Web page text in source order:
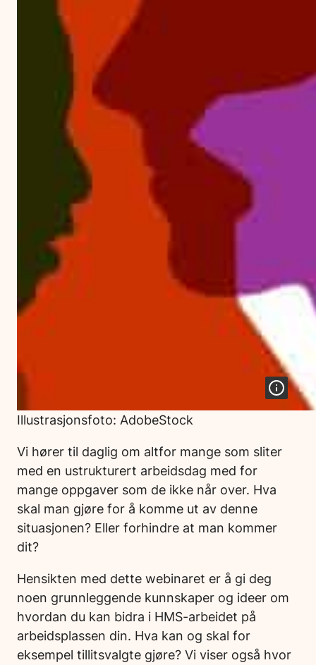
Illustrasjonsfoto: AdobeStock
Vi hører til daglig om altfor mange som sliter
med en ustrukturert arbeidsdag med for
mange oppgaver som de ikke når over. Hva
skal man gjøre for å komme ut av denne
situasjonen? Eller forhindre at man kommer
dit?
Hensikten med dette webinaret er å gi deg
noen grunnleggende kunnskaper og ideer om
hvordan du kan bidra i HMS-arbeidet på
arbeidsplassen din. Hva kan og skal for
eksempel tillitsvalgte gjøre? Vi viser også hvor